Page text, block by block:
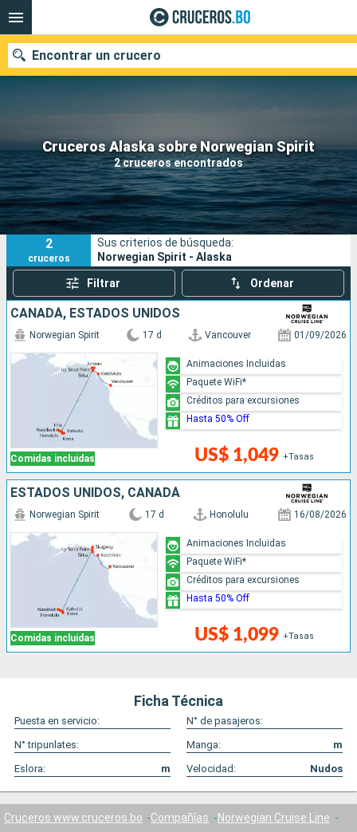
Cruceros Alaska sobre Norwegian Spirit
2 cruceros encontrados
Encontrar un crucero
Nuestros destinos
Fecha de salida
Puertos Compañías
Buscar
2
cruceros
Sus criterios de búsqueda:
Norwegian Spirit - Alaska
Filtrar Ordenar
CANADÁ, ESTADOS UNIDOS
Comidas incluidas
Norwegian Spirit 17 d Vancouver 01/09/2026
US$ 1,049 +Tasas
Animaciones Incluidas
Paquete WiFi*
Créditos para excursiones
Hasta 50% Off
ESTADOS UNIDOS, CANADÁ
Comidas incluidas
Norwegian Spirit 17 d Honolulu 16/08/2026
US$ 1,099 +Tasas
Animaciones Incluidas
Paquete WiFi*
Créditos para excursiones
Hasta 50% Off
Ficha Técnica
Puesta en servicio:
N° de pasajeros:
N° tripunlates:
Manga:
m
Eslora:
m Velocidad: Nudos
Cruceros www.cruceros.bo Compañías
Norwegian Cruise Line